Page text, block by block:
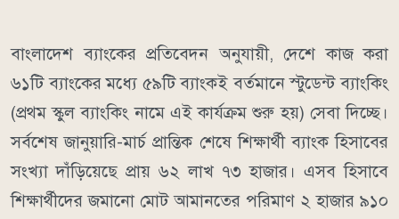
বাংলাদেশ ব্যাংকের প্রতিবেদন অনুযায়ী, দেশে কাজ করা
৬১টি ব্যাংকের মধ্যে ৫৯টি ব্যাংকই বর্তমানে স্টুডেন্ট ব্যাংকিং
(প্রথম স্কুল ব্যাংকিং নামে এই কার্যক্রম শুরু হয়) সেবা দিচ্ছে।
সর্বশেষ জানুয়ারি-মার্চ প্রান্তিক শেষে শিক্ষার্থী ব্যাংক হিসাবের
সংখ্যা দাঁড়িয়েছে প্রায় ৬২ লাখ ৭৩ হাজার। এসব হিসাবে
শিক্ষার্থীদের জমানো মোট আমানতের পরিমাণ ২ হাজার ৯১০